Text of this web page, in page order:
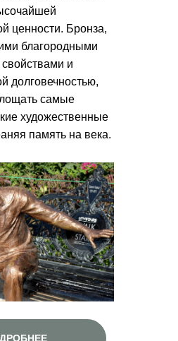
ценности. Бронза,
благородными
свойствами и
долговечностью,
самые
художественные
память на века.